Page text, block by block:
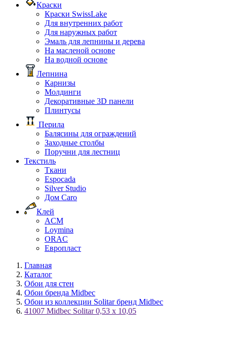
Краски
Краски SwissLake
Для внутренних работ
Для наружных работ
Эмаль для лепнины и дерева
На масленой основе
На водной основе
Лепнина
Карнизы
Молдинги
Декоративные 3D панели
Плинтусы
Перила
Балясины для ограждений
Заходные столбы
Поручни для лестниц
Текстиль
Ткани
Espocada
Silver Studio
Дом Caro
Клей
ACM
Loymina
ORAC
Европласт
Главная
Каталог
Обои для стен
Обои бренда Midbec
Обои из коллекции Solitar бренд Midbec
41007 Midbec Solitar 0,53 x 10,05